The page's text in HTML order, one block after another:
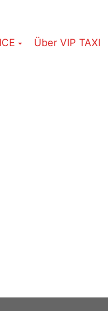
Über VIP TAXI